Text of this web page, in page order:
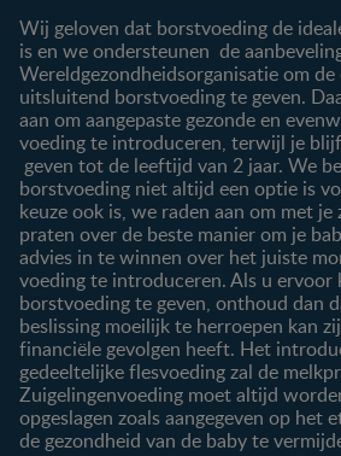
Over ons
Contact
Inloggen
Producten
Onze producten
Wij geloven dat borstvoeding de
is en we ondersteunen de
Wereldgezondheidsorganisatie om de
uitsluitend borstvoeding te geven.
aan om aangepaste gezonde en
voeding te introduceren, terwijl je
geven tot de leeftijd van 2 jaar. We
borstvoeding niet altijd een optie is
keuze ook is, we raden aan om met
praten over de beste manier om je
advies in te winnen over het juiste
voeding te introduceren. Als u ervoor
borstvoeding te geven, onthoud dan
beslissing moeilijk te herroepen kan
financiële gevolgen heeft. Het
gedeeltelijke flesvoeding zal de
Zuigelingenvoeding moet altijd
opgeslagen zoals aangegeven op het
de gezondheid van de baby te